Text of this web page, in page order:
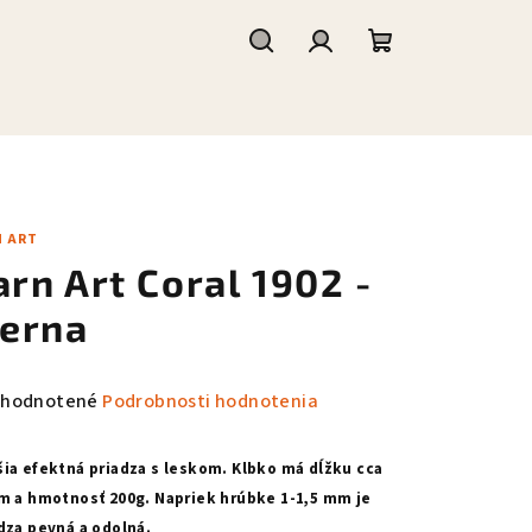
košík
ART
Art Coral 1902 -
Podrobnosti hodnotenia
efektná priadza s leskom. Klbko má dĺžku cca
a hmotnosť 200g. Napriek hrúbke 1-1,5 mm je